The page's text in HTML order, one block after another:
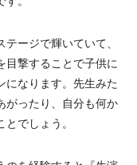
ージで輝いていて、
目撃することで子供に
になります。先生みた
がったり、自分も何か
でしょう。